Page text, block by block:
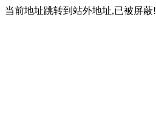
当前地址跳转到站外地址,已被屏蔽!